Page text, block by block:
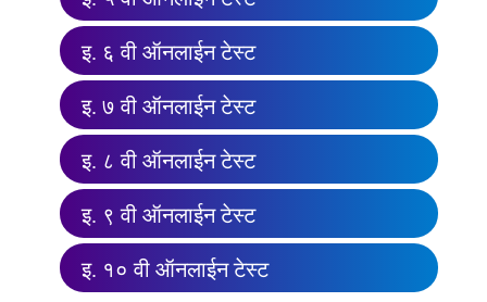
इ. ६ वी ऑनलाईन टेस्ट
इ. ७ वी ऑनलाईन टेस्ट
इ. ८ वी ऑनलाईन टेस्ट
इ. ९ वी ऑनलाईन टेस्ट
इ. १० वी ऑनलाईन टेस्ट